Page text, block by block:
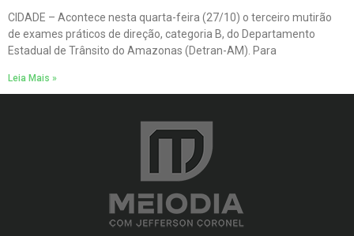
CIDADE – Acontece nesta quarta-feira (27/10) o terceiro mutirão
de exames práticos de direção, categoria B, do Departamento
Estadual de Trânsito do Amazonas (Detran-AM). Para
Leia Mais »